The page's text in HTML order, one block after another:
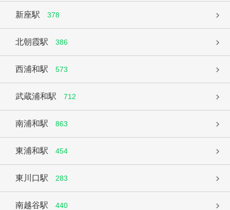
新座駅 378
北朝霞駅 386
西浦和駅 573
武蔵浦和駅 712
南浦和駅 863
東浦和駅 454
東川口駅 283
南越谷駅 440